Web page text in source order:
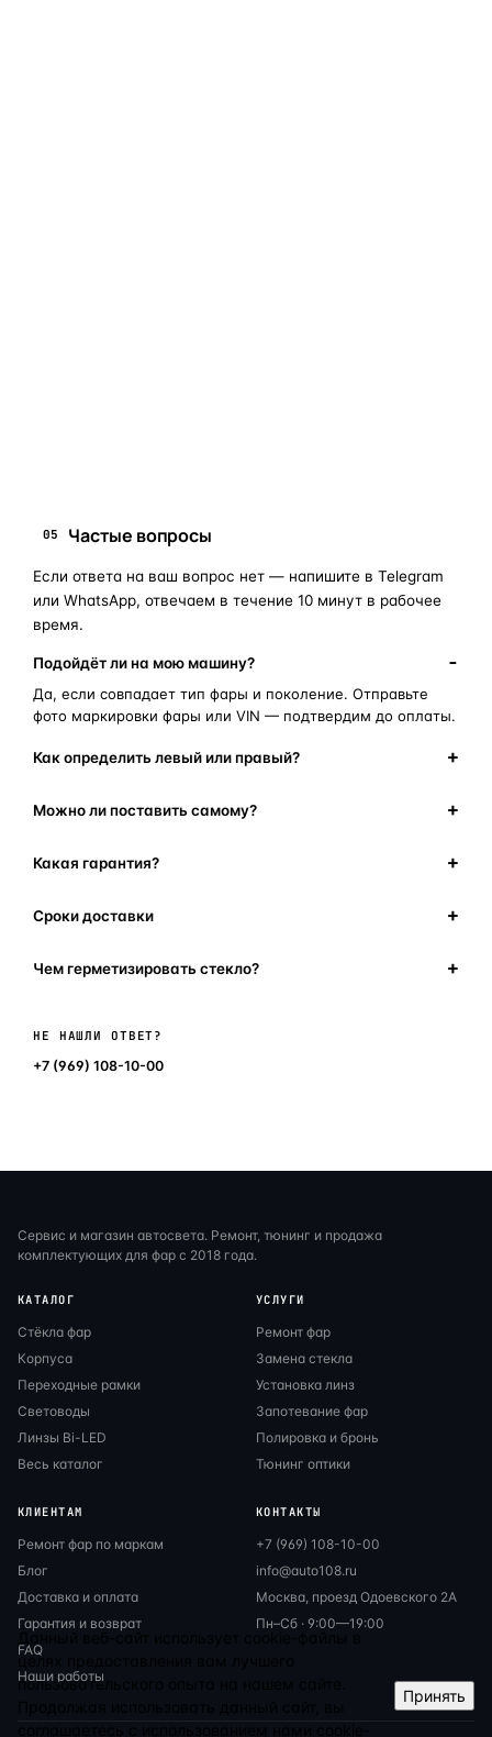
05 Частые вопросы
Если ответа на ваш вопрос нет — напишите в Telegram
или WhatsApp, отвечаем в течение 10 минут в рабочее
время.
Подойдёт ли на мою машину?
Да, если совпадает тип фары и поколение. Отправьте
фото маркировки фары или VIN — подтвердим до оплаты.
Как определить левый или правый?
Можно ли поставить самому?
Какая гарантия?
Сроки доставки
Чем герметизировать стекло?
НЕ НАШЛИ ОТВЕТ?
+7 (969) 108-10-00
Сервис и магазин автосвета. Ремонт, тюнинг и продажа
комплектующих для фар с 2018 года.
КАТАЛОГ
Стёкла фар
Корпуса
Переходные рамки
Световоды
Линзы Bi-LED
Весь каталог
УСЛУГИ
Ремонт фар
Замена стекла
Установка линз
Запотевание фар
Полировка и бронь
Тюнинг оптики
КЛИЕНТАМ
Ремонт фар по маркам
Блог
Доставка и оплата
Гарантия и возврат
FAQ
Наши работы
КОНТАКТЫ
+7 (969) 108-10-00
info@auto108.ru
Москва, проезд Одоевского 2А
Пн–Сб · 9:00—19:00
Данный веб-сайт использует cookie-файлы в
целях предоставления вам лучшего
пользовательского опыта на нашем сайте.
Принять